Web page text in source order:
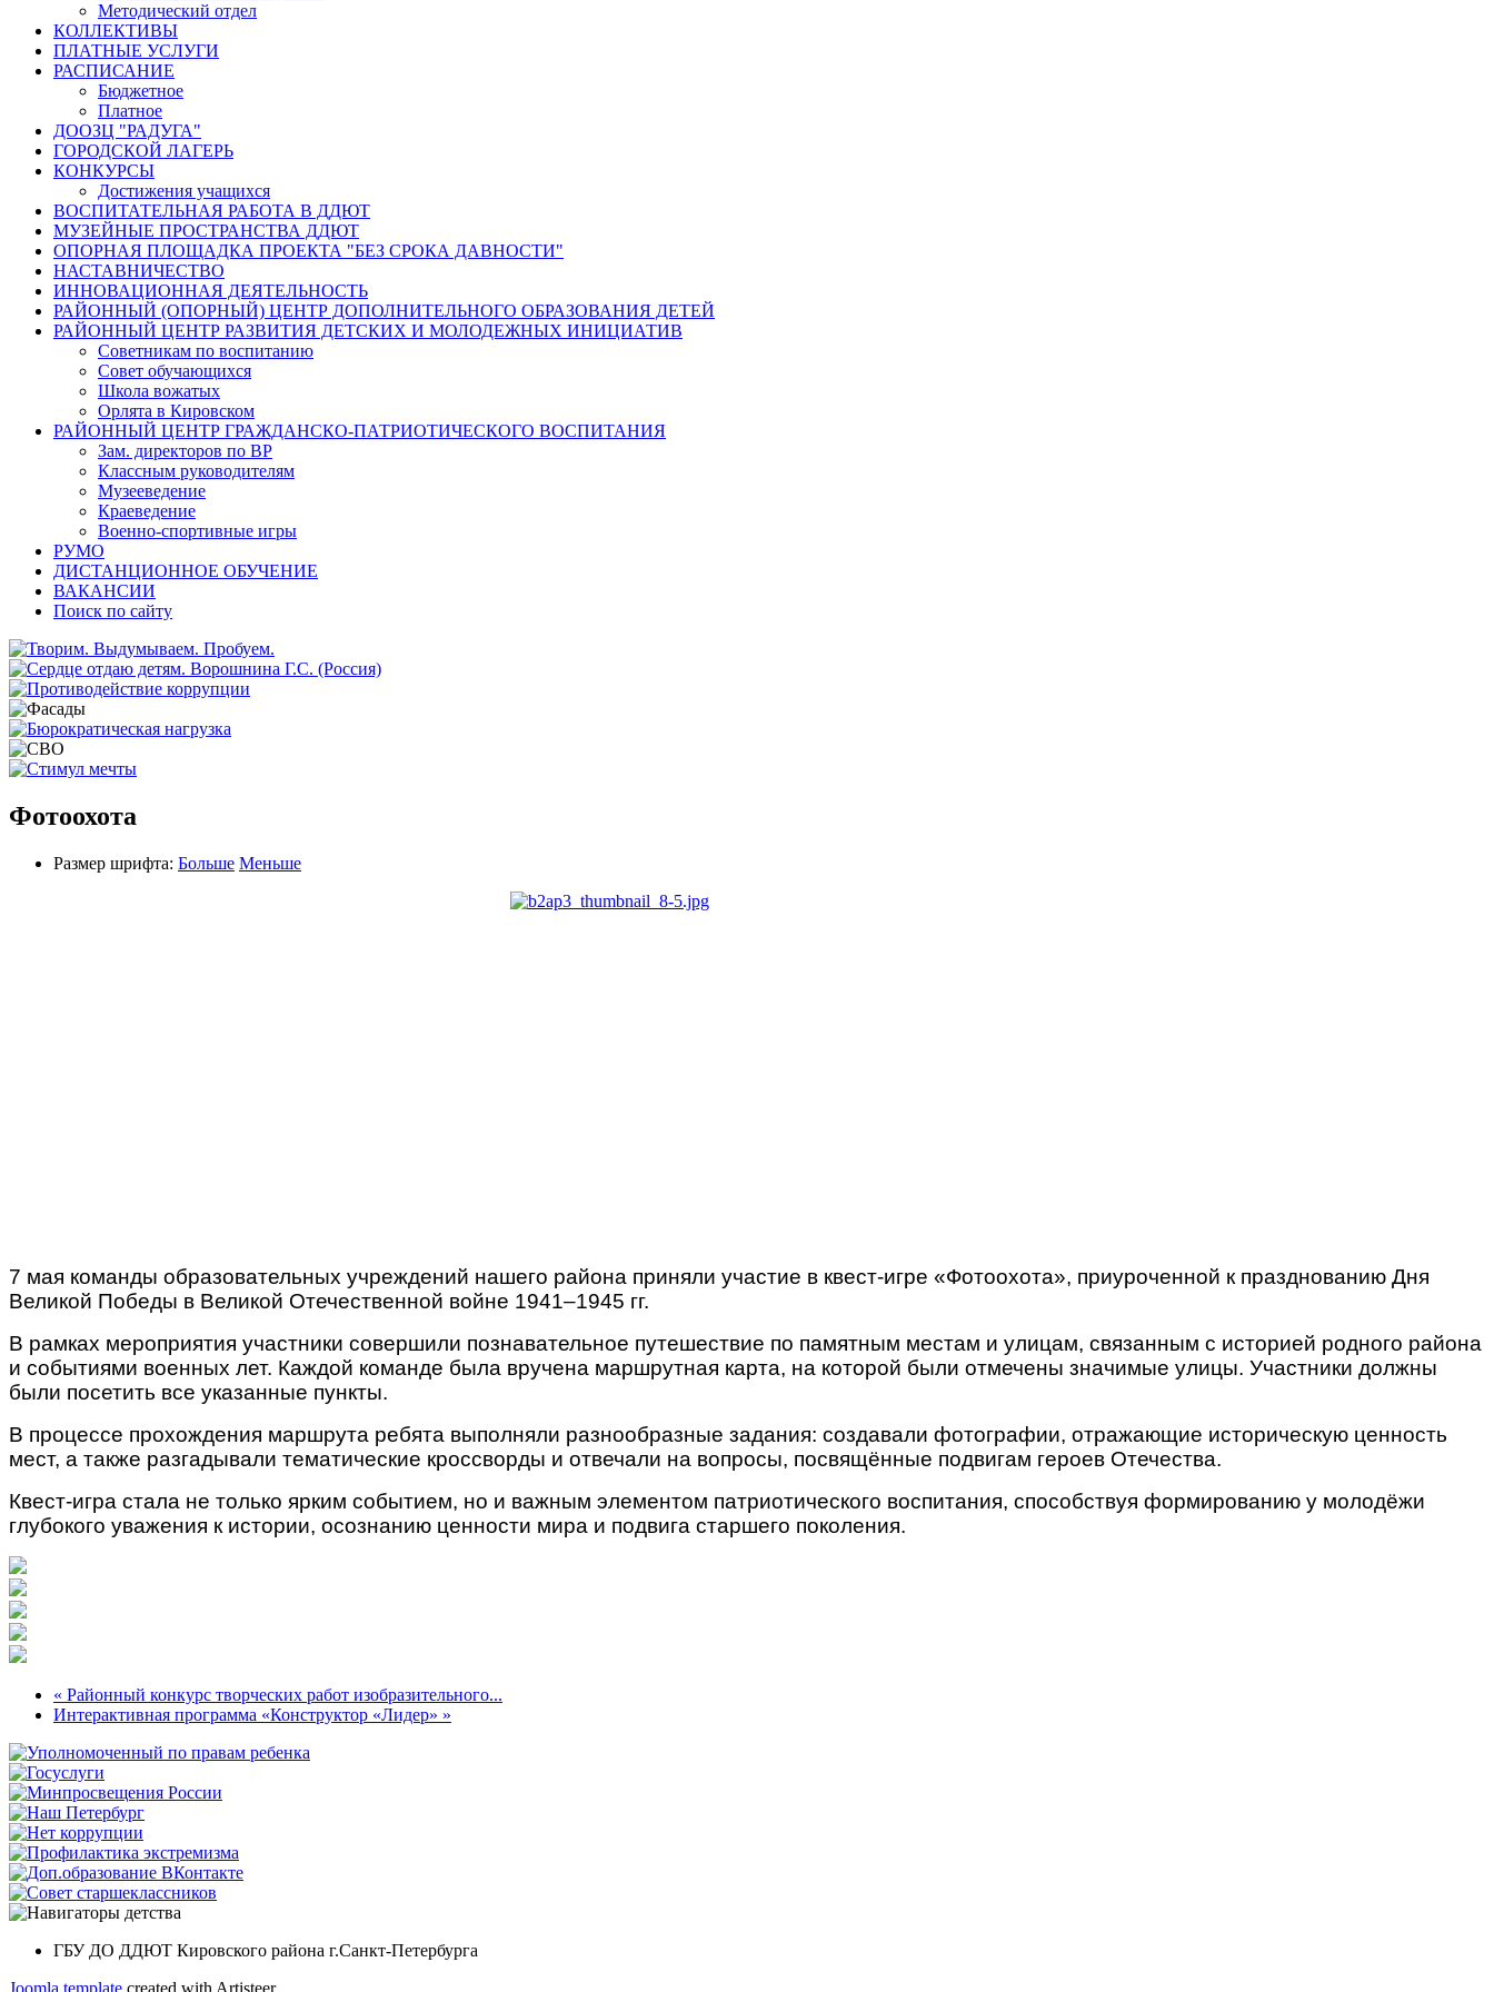
Методический отдел
КОЛЛЕКТИВЫ
ПЛАТНЫЕ УСЛУГИ
РАСПИСАНИЕ
Бюджетное
Платное
ДООЗЦ "РАДУГА"
ГОРОДСКОЙ ЛАГЕРЬ
КОНКУРСЫ
Достижения учащихся
ВОСПИТАТЕЛЬНАЯ РАБОТА В ДДЮТ
МУЗЕЙНЫЕ ПРОСТРАНСТВА ДДЮТ
ОПОРНАЯ ПЛОЩАДКА ПРОЕКТА "БЕЗ СРОКА ДАВНОСТИ"
НАСТАВНИЧЕСТВО
ИННОВАЦИОННАЯ ДЕЯТЕЛЬНОСТЬ
РАЙОННЫЙ (ОПОРНЫЙ) ЦЕНТР ДОПОЛНИТЕЛЬНОГО ОБРАЗОВАНИЯ ДЕТЕЙ
РАЙОННЫЙ ЦЕНТР РАЗВИТИЯ ДЕТСКИХ И МОЛОДЕЖНЫХ ИНИЦИАТИВ
Советникам по воспитанию
Совет обучающихся
Школа вожатых
Орлята в Кировском
РАЙОННЫЙ ЦЕНТР ГРАЖДАНСКО-ПАТРИОТИЧЕСКОГО ВОСПИТАНИЯ
Зам. директоров по ВР
Классным руководителям
Музееведение
Краеведение
Военно-спортивные игры
РУМО
ДИСТАНЦИОННОЕ ОБУЧЕНИЕ
ВАКАНСИИ
Поиск по сайту
Фотоохота
Размер шрифта: Больше Меньше
7 мая команды образовательных учреждений нашего района приняли участие в квест-игре «Фотоохота», приуроченной к празднованию Дня
Великой Победы в Великой Отечественной войне 1941–1945 гг.
В рамках мероприятия участники совершили познавательное путешествие по памятным местам и улицам, связанным с историей родного района
и событиями военных лет. Каждой команде была вручена маршрутная карта, на которой были отмечены значимые улицы. Участники должны
были посетить все указанные пункты.
В процессе прохождения маршрута ребята выполняли разнообразные задания: создавали фотографии, отражающие историческую ценность
мест, а также разгадывали тематические кроссворды и отвечали на вопросы, посвящённые подвигам героев Отечества.
Квест-игра стала не только ярким событием, но и важным элементом патриотического воспитания, способствуя формированию у молодёжи
глубокого уважения к истории, осознанию ценности мира и подвига старшего поколения.
« Районный конкурс творческих работ изобразительного...
Интерактивная программа «Конструктор «Лидер» »
ГБУ ДО ДДЮТ Кировского района г.Санкт-Петербурга
Joomla template created with Artisteer.